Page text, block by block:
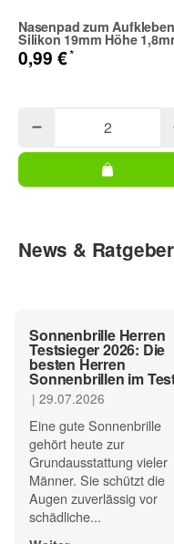
Nasenpad zum
Silikon 19mm Höhe
0,99 €*
News & Ratgeber
Sonnenbrille Herren
Testsieger 2026: Die
besten Herren
Sonnenbrillen im
| 29.07.2026
Eine gute Sonnenbrille
gehört heute zur
Grundausstattung vieler
Männer. Sie schützt die
Augen zuverlässig vor
schädliche...